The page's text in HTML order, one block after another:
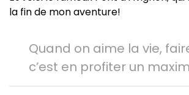
la fin de mon aventure!
Quand on aime la vie,
c’est en profiter un